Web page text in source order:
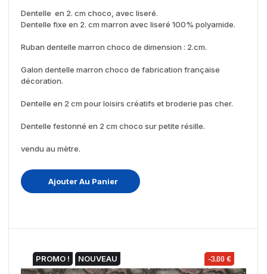
Dentelle en 2. cm choco, avec liseré.
Dentelle fixe en 2. cm marron avec liseré 100% polyamide.
Ruban dentelle marron choco de dimension : 2.cm.
Galon dentelle marron choco de fabrication française
décoration.
Dentelle en 2 cm pour loisirs créatifs et broderie pas cher.
Dentelle festonné en 2 cm choco sur petite résille.
vendu au mètre.
Ajouter Au Panier
PROMO ! NOUVEAU -3,00 €